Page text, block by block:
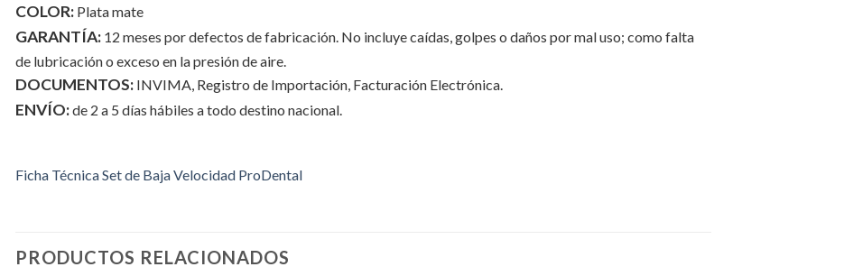
COLOR: Plata mate
GARANTÍA: 12 meses por defectos de fabricación. No incluye caídas, golpes o daños por mal uso; como falta
de lubricación o exceso en la presión de aire.
DOCUMENTOS: INVIMA, Registro de Importación, Facturación Electrónica.
ENVÍO:de 2 a 5 días hábiles a todo destino nacional.
Ficha Técnica Set de Baja Velocidad ProDental
PRODUCTOS RELACIONADOS